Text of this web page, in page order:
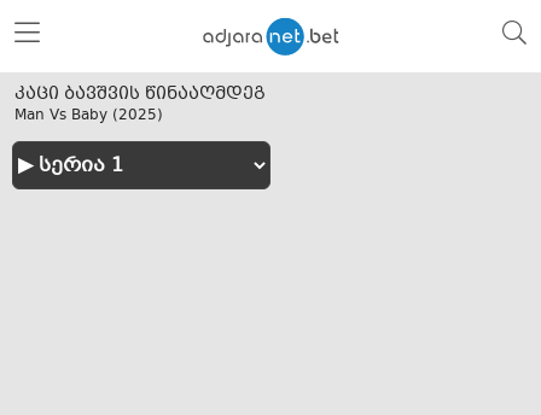
კაცი ბავშვის წინააღმდეგ
Man Vs Baby (2025)